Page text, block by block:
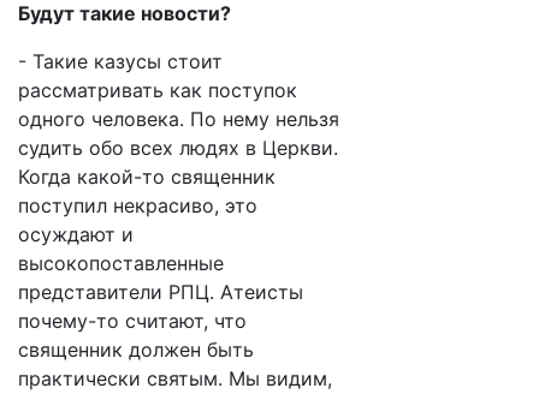
Будут такие новости?
- Такие казусы стоит
рассматривать как поступок
одного человека. По нему нельзя
судить обо всех людях в Церкви.
Когда какой-то священник
поступил некрасиво, это
осуждают и
высокопоставленные
представители РПЦ. Атеисты
почему-то считают, что
священник должен быть
практически святым. Мы видим,